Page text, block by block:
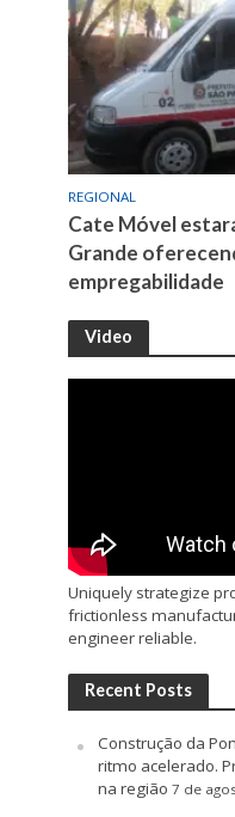
REGIONAL
Cate Móvel
Grande
empregabilidade
Video
Uniquely strategize
frictionless
engineer reliable.
Recent Posts
Construção da
ritmo acelerado.
na região 7 de